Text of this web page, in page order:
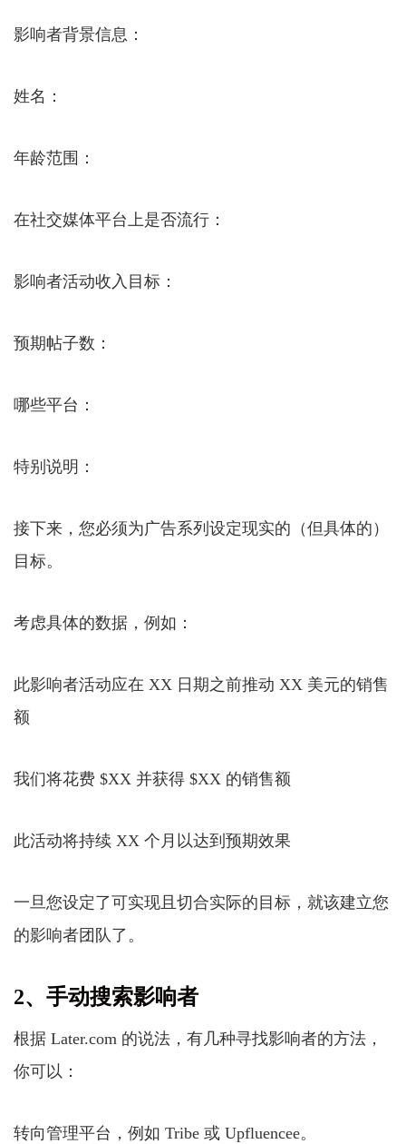
影响者背景信息：
姓名：
年龄范围：
在社交媒体平台上是否流行：
影响者活动收入目标：
预期帖子数：
哪些平台：
特别说明：
接下来，您必须为广告系列设定现实的（但具体的）
目标。
考虑具体的数据，例如：
此影响者活动应在 XX 日期之前推动 XX 美元的销售
额
我们将花费 $XX 并获得 $XX 的销售额
此活动将持续 XX 个月以达到预期效果
一旦您设定了可实现且切合实际的目标，就该建立您
的影响者团队了。
2、手动搜索影响者
根据 Later.com 的说法，有几种寻找影响者的方法，
你可以：
转向管理平台，例如 Tribe 或 Upfluencee。